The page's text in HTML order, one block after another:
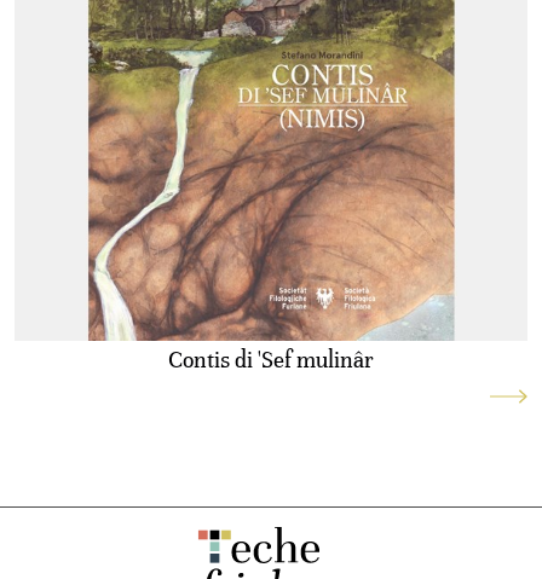
Contis di 'Sef mulinâr